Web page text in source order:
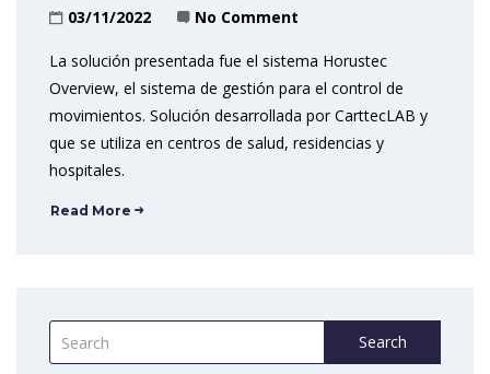
03/11/2022 No Comment
La solución presentada fue el sistema Horustec
Overview, el sistema de gestión para el control de
movimientos. Solución desarrollada por CarttecLAB y
que se utiliza en centros de salud, residencias y
hospitales.
Read More
Search